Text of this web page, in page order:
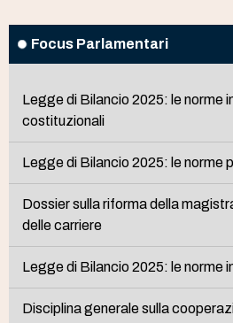
Focus Parlamentari
Legge di Bilancio 2025: le norme
costituzionali
Legge di Bilancio 2025: le norme
Dossier sulla riforma della
delle carriere
Legge di Bilancio 2025: le norme
Disciplina generale sulla